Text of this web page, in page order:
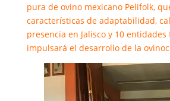
pura de ovino mexicano Pelifolk,
características de adaptabilidad,
presencia en Jalisco y 10 entidades
impulsará el desarrollo de la